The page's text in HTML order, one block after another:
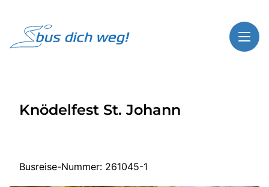
Highlights
Knödelfest St. Johann
Busreise-Nummer: 261045-1